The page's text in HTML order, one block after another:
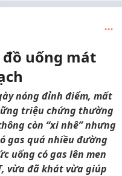
uống mát
nóng đỉnh điểm, mất
triệu chứng thường
còn “xi nhê” nhưng
gas quá nhiều đường
uống có gas lên men
vừa đã khát vừa giúp